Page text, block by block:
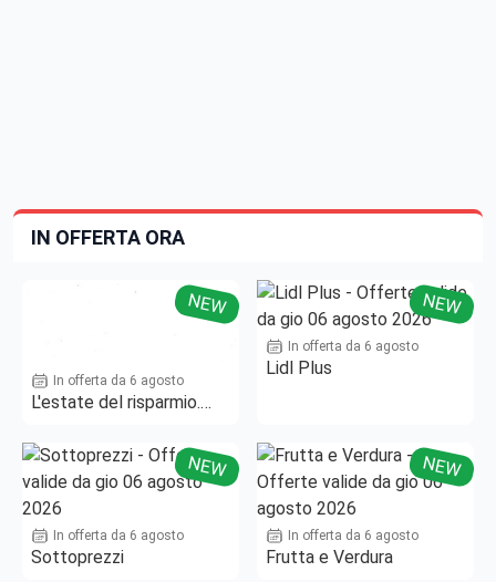
IN OFFERTA ORA
NEW
In offerta da 6 agosto
L'estate del risparmio.
NEW
In offerta da 6 agosto
Lidl Plus
NEW
In offerta da 6 agosto
Sottoprezzi
NEW
In offerta da 6 agosto
Frutta e Verdura